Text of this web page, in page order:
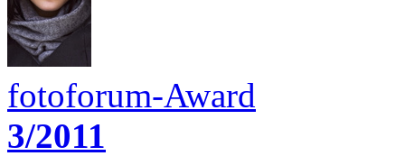
fotoforum-Award
3/2011